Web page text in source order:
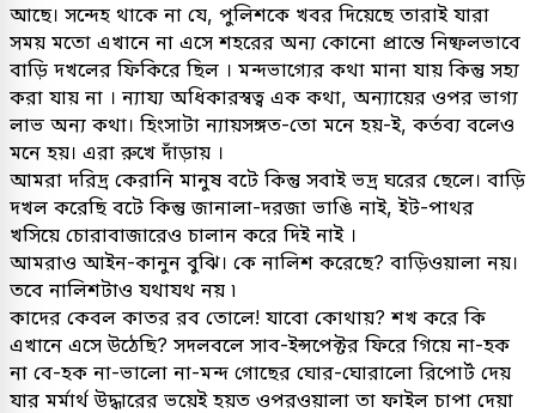
আছে। সন্দেহ থাকে না যে, পুলিশকে খবর দিয়েছে তারাই যারা
সময় মতো এখানে না এসে শহরের অন্য কোনো প্রান্তে নিষ্ফলভাবে
বাড়ি দখলের ফিকিরে ছিল । মন্দভাগ্যের কথা মানা যায় কিন্তু সহ্য
করা যায় না । ন্যায্য অধিকারস্বত্ব এক কথা, অন্যায়ের ওপর ভাগ্য
লাভ অন্য কথা। হিংসাটা ন্যায়সঙ্গত-তো মনে হয়-ই, কর্তব্য বলেও
মনে হয়। এরা রুখে দাঁড়ায় ।
আমরা দরিদ্র কেরানি মানুষ বটে কিন্তু সবাই ভদ্র ঘরের ছেলে। বাড়ি
দখল করেছি বটে কিন্তু জানালা-দরজা ভাঙি নাই, ইট-পাথর
খসিয়ে চোরাবাজারেও চালান করে দিই নাই ।
আমরাও আইন-কানুন বুঝি। কে নালিশ করেছে? বাড়িওয়ালা নয়।
তবে নালিশটাও যথাযথ নয় ৷
কাদের কেবল কাতর রব তোলে! যাবো কোথায়? শখ করে কি
এখানে এসে উঠেছি? সদলবলে সাব-ইন্সপেক্টর ফিরে গিয়ে না-হক
না বে-হক না-ভালো না-মন্দ গোছের ঘোর-ঘোরালো রিপোর্ট দেয়
যার মর্মার্থ উদ্ধারের ভয়েই হয়ত ওপরওয়ালা তা ফাইল চাপা দেয়া